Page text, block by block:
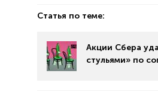
Статья по теме:
Акции Сбера
стульями» по